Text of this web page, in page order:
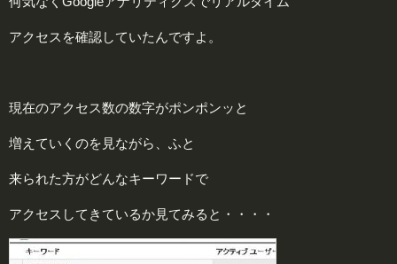
アクセスを確認していたんですよ。
現在のアクセス数の数字がポンポンッと
増えていくのを見ながら、ふと
来られた方がどんなキーワードで
アクセスしてきているか見てみると・・・・